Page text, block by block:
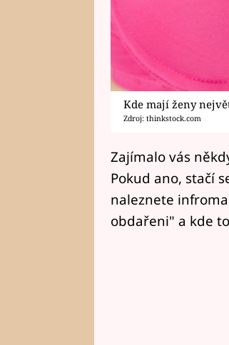
Kde mají ženy
Zdroj: thinkstock.com
Zajímalo vás
Pokud ano, stačí
naleznete
obdařeni" a kde